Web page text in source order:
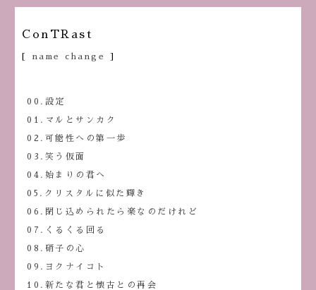
ConTRast
[ name change ]
00.設定
01.マルとサンカク
02.可能性への第一歩
03.笑う仮面
04.始まりの君へ
05.クリスタルに似た輝き
06.閉じ込められたら楽なのだけれど
07.くるくる回る
08.硝子の心
09.ヨクナイコト
10.新たな君と懐古との再会